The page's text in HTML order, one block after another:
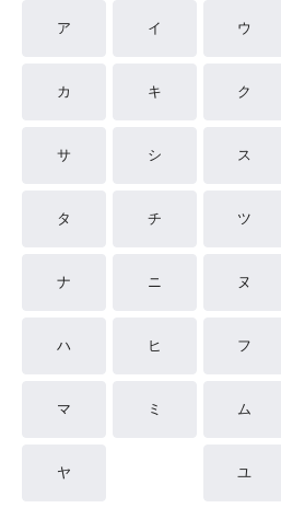
ア イ ウ
カ キ ク
サ シ ス
タ チ ツ
ナ ニ ヌ
ハ ヒ フ
マ ミ ム
ヤ ユ